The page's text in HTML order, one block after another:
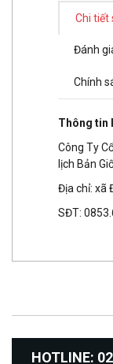
Chi tiết
Đánh
Chính
Thông tin
Công Ty
lịch Bản
Địa chỉ: xã
SĐT:
HOTLINE: